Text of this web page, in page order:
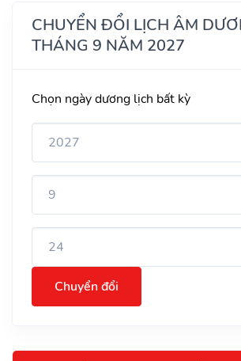
CHUYỂN ĐỔI LỊCH ÂM
THÁNG 9 NĂM 2027
Chọn ngày dương lịch bất kỳ
Chuyển đổi